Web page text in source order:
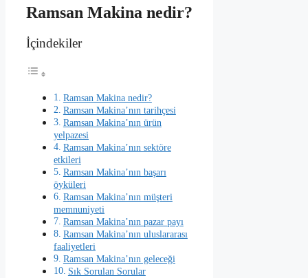
Ramsan Makina nedir?
İçindekiler
Ramsan Makina nedir?
Ramsan Makina’nın tarihçesi
Ramsan Makina’nın ürün
yelpazesi
Ramsan Makina’nın sektöre
etkileri
Ramsan Makina’nın başarı
öyküleri
Ramsan Makina’nın müşteri
memnuniyeti
Ramsan Makina’nın pazar payı
Ramsan Makina’nın uluslararası
faaliyetleri
Ramsan Makina’nın geleceği
Sık Sorulan Sorular